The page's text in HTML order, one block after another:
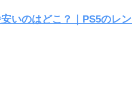
いのはどこ？｜PS5のレ